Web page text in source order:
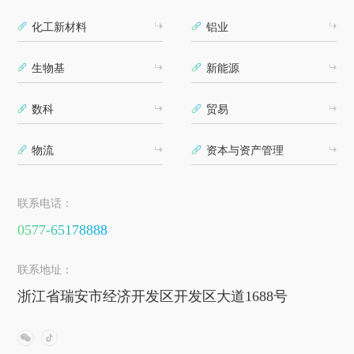
化工新材料 铝业
生物基 新能源
数科 贸易
物流 资本与资产管理
联系电话：
0577-65178888
联系地址：
浙江省瑞安市经济开发区开发区大道1688号